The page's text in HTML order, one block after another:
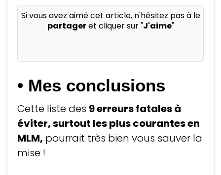
Si vous avez aimé cet article, n'hésitez pas à le
partageret cliquer sur "J'aime"
• Mes conclusions
Cette liste des 9 erreurs fatales à
éviter, surtout les plus courantes en
MLM, pourrait très bien vous sauver la
mise !